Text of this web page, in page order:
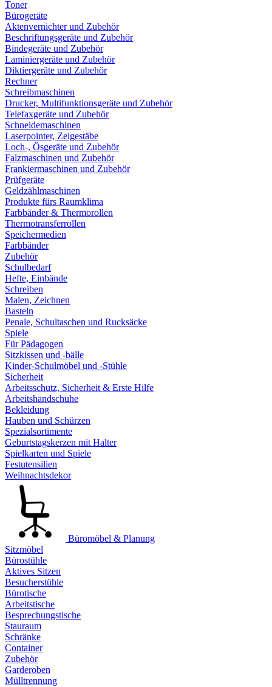
Toner
Bürogeräte
Aktenvernichter und Zubehör
Beschriftungsgeräte und Zubehör
Bindegeräte und Zubehör
Laminiergeräte und Zubehör
Diktiergeräte und Zubehör
Rechner
Schreibmaschinen
Drucker, Multifunktionsgeräte und Zubehör
Telefaxgeräte und Zubehör
Schneidemaschinen
Laserpointer, Zeigestäbe
Loch-, Ösgeräte und Zubehör
Falzmaschinen und Zubehör
Frankiermaschinen und Zubehör
Prüfgeräte
Geldzählmaschinen
Produkte fürs Raumklima
Farbbänder & Thermorollen
Thermotransferrollen
Speichermedien
Farbbänder
Zubehör
Schulbedarf
Hefte, Einbände
Schreiben
Malen, Zeichnen
Basteln
Penale, Schultaschen und Rucksäcke
Spiele
Für Pädagogen
Sitzkissen und -bälle
Kinder-Schulmöbel und -Stühle
Sicherheit
Arbeitsschutz, Sicherheit & Erste Hilfe
Arbeitshandschuhe
Bekleidung
Hauben und Schürzen
Spezialsortimente
Geburtstagskerzen mit Halter
Spielkarten und Spiele
Festutensilien
Weihnachtsdekor
Büromöbel & Planung
Sitzmöbel
Bürostühle
Aktives Sitzen
Besucherstühle
Bürotische
Arbeitstische
Besprechungstische
Stauraum
Schränke
Container
Zubehör
Garderoben
Mülltrennung